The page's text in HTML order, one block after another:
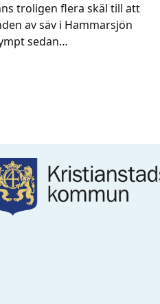
troligen flera skäl till att
av säv i Hammarsjön
sedan…